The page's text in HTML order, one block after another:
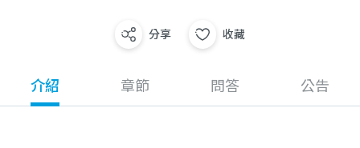
分享 收藏
介紹 章節 問答 公告